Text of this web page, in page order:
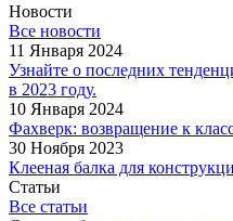
Новости
Все новости
11 Января 2024
Узнайте о последних
в 2023 году.
10 Января 2024
Фахверк: возвращение к
30 Ноября 2023
Клееная балка для
Статьи
Все статьи